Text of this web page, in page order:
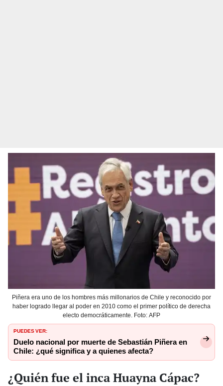
Piñera era uno de los hombres más millonarios de Chile y reconocido por
haber logrado llegar al poder en 2010 como el primer político de derecha
electo democráticamente. Foto: AFP
PUEDES VER:
Duelo nacional por muerte de Sebastián Piñera en
Chile: ¿qué significa y a quienes afecta?
¿Quién fue el inca Huayna Cápac?